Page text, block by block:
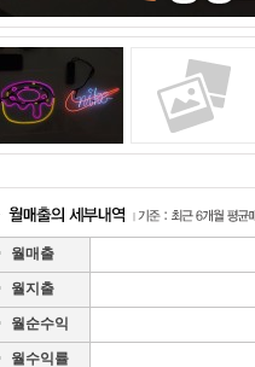
월매출
월지출
월순수익
월수익률